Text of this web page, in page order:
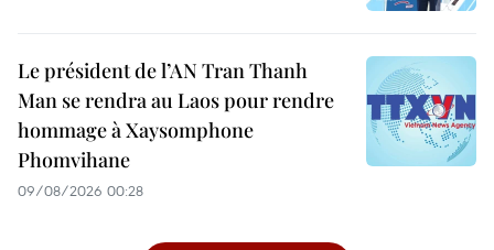
Le président de l’AN Tran Thanh
Man se rendra au Laos pour rendre
hommage à Xaysomphone
Phomvihane
09/08/2026 00:28